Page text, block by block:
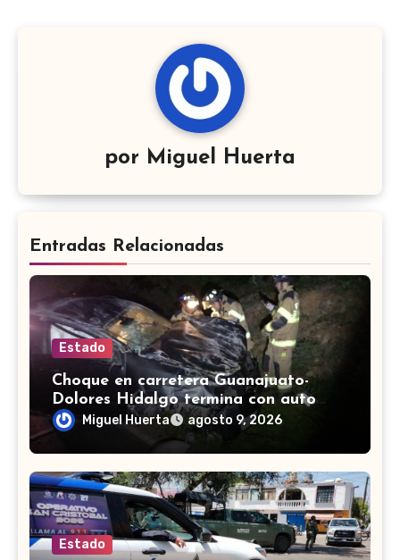
por Miguel Huerta
Entradas Relacionadas
Estado
Choque en carretera Guanajuato-
Dolores Hidalgo termina con auto
volcado y daños materiales
Miguel Huerta agosto 9, 2026
Estado